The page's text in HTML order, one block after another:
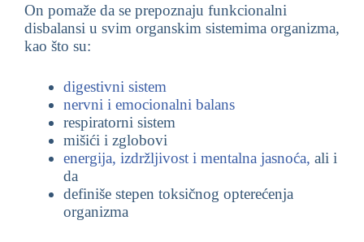
On pomaže da se prepoznaju funkcionalni
disbalansi u svim organskim sistemima organizma,
kao što su:
digestivni sistem
nervni i emocionalni balans
respiratorni sistem
mišići i zglobovi
energija, izdržljivost i mentalna jasnoća, ali i
da
definiše stepen toksičnog opterećenja
organizma